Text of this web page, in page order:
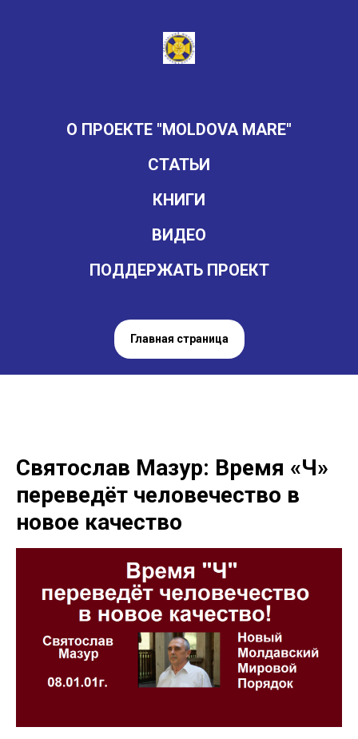
О ПРОЕКТЕ "MOLDOVA MARE"
СТАТЬИ
КНИГИ
ВИДЕО
ПОДДЕРЖАТЬ ПРОЕКТ
Главная страница
Святослав Мазур: Время «Ч»
переведёт человечество в
новое качество